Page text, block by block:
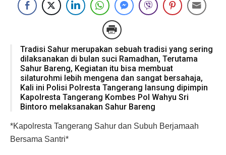
Tradisi Sahur merupakan sebuah tradisi yang sering
dilaksanakan di bulan suci Ramadhan, Terutama
Sahur Bareng, Kegiatan itu bisa membuat
silaturohmi lebih mengena dan sangat bersahaja,
Kali ini Polisi Polresta Tangerang lansung dipimpin
Kapolresta Tangerang Kombes Pol Wahyu Sri
Bintoro melaksanakan Sahur Bareng
*Kapolresta Tangerang Sahur dan Subuh Berjamaah
Bersama Santri*